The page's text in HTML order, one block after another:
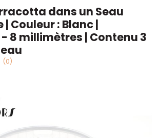
dans un Seau
Couleur : Blanc |
8 millimètres | Contenu 3
(0)